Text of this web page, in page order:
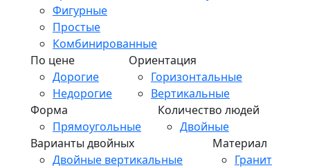
Фигурные
Простые
Комбинированные
По цене
Дорогие
Недорогие
Ориентация
Горизонтальные
Вертикальные
Форма
Прямоугольные
Количество людей
Двойные
Варианты двойных
Двойные вертикальные
Материал
Гранит